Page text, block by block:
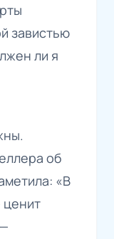
завистью
ли я
об
«В